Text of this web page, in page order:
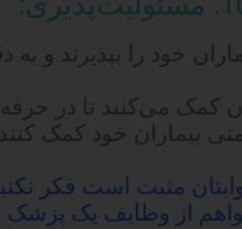
خود را بپذیرند و
کمک می‌کنند تا در
بیماران خود کمک کنند.
جوابتان مثبت است فکر
از وظایف یک